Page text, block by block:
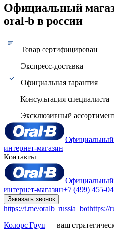
Официальный
oral-b в россии
Товар сертифицирован
Экспресс-доставка
Официальная гарантия
Консультация специалиста
Эксклюзивный
Официальный
интернет-магазин
Контакты
Официальный
интернет-магазин+7 (499) 455-
Заказать звонок
https://t.me/oralb_russia_bothttps://
Колорс Груп — ваш